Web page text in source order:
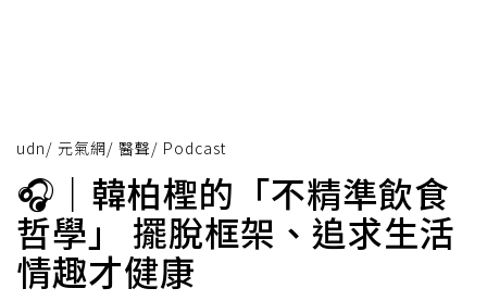
udn/ 元氣網/ 醫聲/ Podcast
🎧｜韓柏檉的「不精準飲食
哲學」 擺脫框架、追求生活
情趣才健康